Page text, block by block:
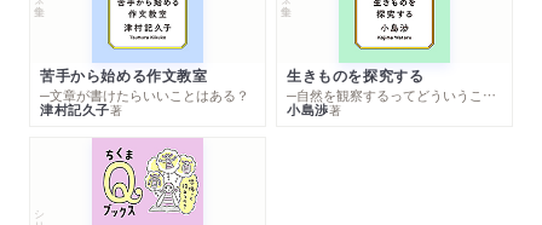
苦手から始める作文教室
─文章が書けたらいいことはある？
津村記久子著
生きものを探究する
─自然を観察するってどういうこと？
小島渉著